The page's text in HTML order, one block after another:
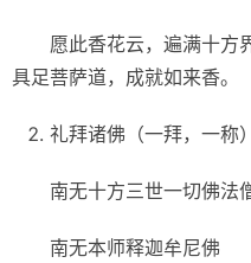
愿此香花云，遍满十方
具足菩萨道，成就如来香。
礼拜诸佛（一拜，一称）
南无十方三世一切佛法
南无本师释迦牟尼佛